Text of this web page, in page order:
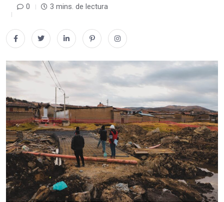
0 3 mins. de lectura